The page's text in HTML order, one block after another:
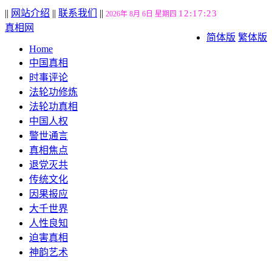
|| 网站介绍 || 联系我们 || 2026年 8月 6日 星期四 12:17:24
简体版 繁体版
真相网
Home
中国真相
时事评论
法轮功修炼
法轮功真相
中国人权
警世通言
真相焦点
退党灭共
传统文化
因果报应
大千世界
人性良知
迫害真相
神韵艺术